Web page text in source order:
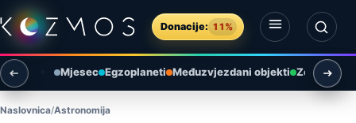
Preskoči na sadržaj
Donacije: 11%
Otvori izbornik
Otvori pretragu
Mjesec Egzoplaneti Međuzvjezdani objekti Zemlja i
Naslovnica Astronomija